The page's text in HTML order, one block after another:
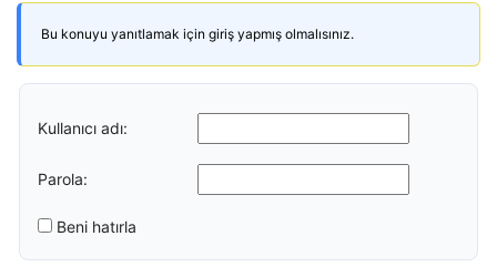
Bu konuyu yanıtlamak için giriş yapmış olmalısınız.
Kullanıcı adı:
Parola:
Beni hatırla